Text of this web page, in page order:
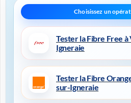
Tester la Fibre Free
Igneraie
Tester la Fibre
sur-Igneraie